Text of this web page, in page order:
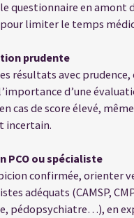
questionnaire en amont
limiter le temps
prudente
résultats avec prudence,
d’une
cas de score élevé,
incertain.
PCO ou spécialiste
confirmée, orienter
adéquats (CAMSP,
pédopsychiatre…), en